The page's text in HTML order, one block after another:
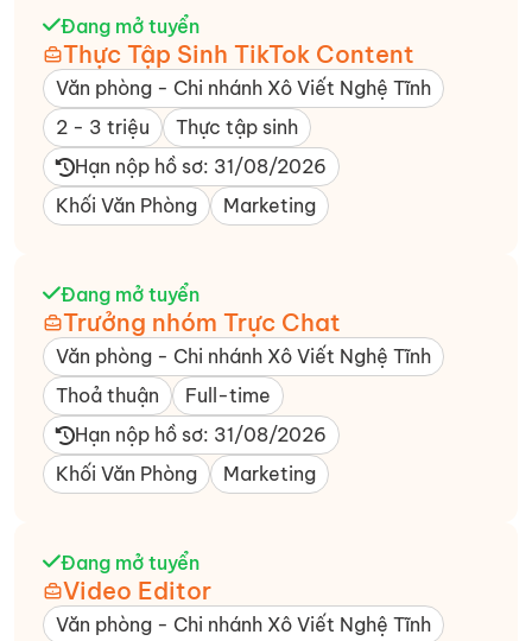
Thực Tập Sinh TikTok Content
Đang mở tuyển
Văn phòng - Chi nhánh Xô Viết Nghệ Tĩnh​
2 - 3 triệu
Thực tập sinh
Hạn nộp hồ sơ: 31/08/2026
Khối Văn Phòng
Marketing
Trưởng nhóm Trực Chat
Đang mở tuyển
Văn phòng - Chi nhánh Xô Viết Nghệ Tĩnh​
Thoả thuận
Full-time
Hạn nộp hồ sơ: 31/08/2026
Khối Văn Phòng
Marketing
Video Editor
Đang mở tuyển
Văn phòng - Chi nhánh Xô Viết Nghệ Tĩnh​